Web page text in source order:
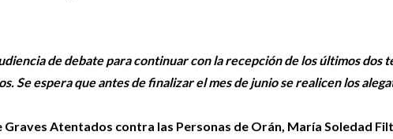
de debate para continuar con la recepción de los últimos dos
Se espera que antes de finalizar el mes de junio se realicen los
Graves Atentados contra las Personas de Orán, María Soledad